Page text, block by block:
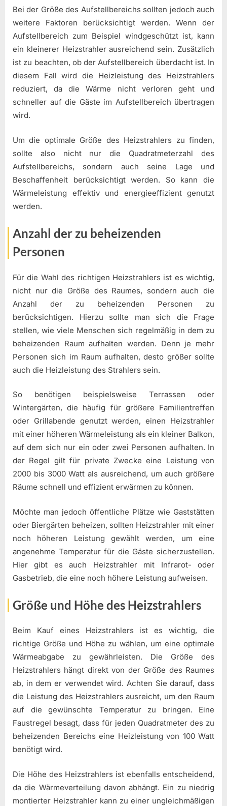
Bei der Größe des Aufstellbereichs sollten jedoch auch
weitere Faktoren berücksichtigt werden. Wenn der
Aufstellbereich zum Beispiel windgeschützt ist, kann
ein kleinerer Heizstrahler ausreichend sein. Zusätzlich
ist zu beachten, ob der Aufstellbereich überdacht ist. In
diesem Fall wird die Heizleistung des Heizstrahlers
reduziert, da die Wärme nicht verloren geht und
schneller auf die Gäste im Aufstellbereich übertragen
wird.
Um die optimale Größe des Heizstrahlers zu finden,
sollte also nicht nur die Quadratmeterzahl des
Aufstellbereichs, sondern auch seine Lage und
Beschaffenheit berücksichtigt werden. So kann die
Wärmeleistung effektiv und energieeffizient genutzt
werden.
Anzahl der zu beheizenden
Personen
Für die Wahl des richtigen Heizstrahlers ist es wichtig,
nicht nur die Größe des Raumes, sondern auch die
Anzahl der zu beheizenden Personen zu
berücksichtigen. Hierzu sollte man sich die Frage
stellen, wie viele Menschen sich regelmäßig in dem zu
beheizenden Raum aufhalten werden. Denn je mehr
Personen sich im Raum aufhalten, desto größer sollte
auch die Heizleistung des Strahlers sein.
So benötigen beispielsweise Terrassen oder
Wintergärten, die häufig für größere Familientreffen
oder Grillabende genutzt werden, einen Heizstrahler
mit einer höheren Wärmeleistung als ein kleiner Balkon,
auf dem sich nur ein oder zwei Personen aufhalten. In
der Regel gilt für private Zwecke eine Leistung von
2000 bis 3000 Watt als ausreichend, um auch größere
Räume schnell und effizient erwärmen zu können.
Möchte man jedoch öffentliche Plätze wie Gaststätten
oder Biergärten beheizen, sollten Heizstrahler mit einer
noch höheren Leistung gewählt werden, um eine
angenehme Temperatur für die Gäste sicherzustellen.
Hier gibt es auch Heizstrahler mit Infrarot- oder
Gasbetrieb, die eine noch höhere Leistung aufweisen.
Größe und Höhe des Heizstrahlers
Beim Kauf eines Heizstrahlers ist es wichtig, die
richtige Größe und Höhe zu wählen, um eine optimale
Wärmeabgabe zu gewährleisten. Die Größe des
Heizstrahlers hängt direkt von der Größe des Raumes
ab, in dem er verwendet wird. Achten Sie darauf, dass
die Leistung des Heizstrahlers ausreicht, um den Raum
auf die gewünschte Temperatur zu bringen. Eine
Faustregel besagt, dass für jeden Quadratmeter des zu
beheizenden Bereichs eine Heizleistung von 100 Watt
benötigt wird.
Die Höhe des Heizstrahlers ist ebenfalls entscheidend,
da die Wärmeverteilung davon abhängt. Ein zu niedrig
montierter Heizstrahler kann zu einer ungleichmäßigen